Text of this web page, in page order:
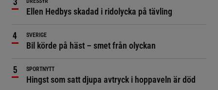
Ellen Hedbys skadad i ridolycka på tävling
SVERIGE
Bil körde på häst – smet från olyckan
SPORTNYTT
Hingst som satt djupa avtryck i hoppaveln är död